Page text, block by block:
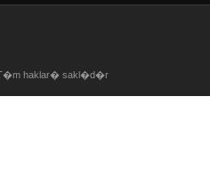
T�m haklar� sakl�d�r